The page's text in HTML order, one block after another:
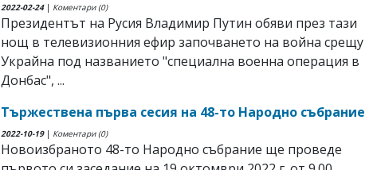
2022-02-24| Коментари (0)
Президентът на Русия Владимир Путин обяви през тази
нощ в телевизионния ефир започването на война срещу
Украйна под названието "специална военна операция в
Донбас", ...
Тържествена първа сесия на 48-то Народно събрание
2022-10-19| Коментари (0)
Новоизбраното 48-то Народно събрание ще проведе